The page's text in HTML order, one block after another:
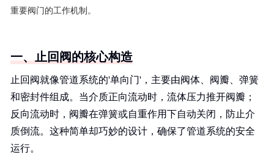
重要阀门的工作机制。
一、止回阀的核心构造
止回阀就像管道系统的'单向门'，主要由阀体、阀瓣、弹簧
和密封件组成。当介质正向流动时，流体压力推开阀瓣；
反向流动时，阀瓣在弹簧或自重作用下自动关闭，防止介
质倒流。这种简单却巧妙的设计，确保了管道系统的安全
运行。